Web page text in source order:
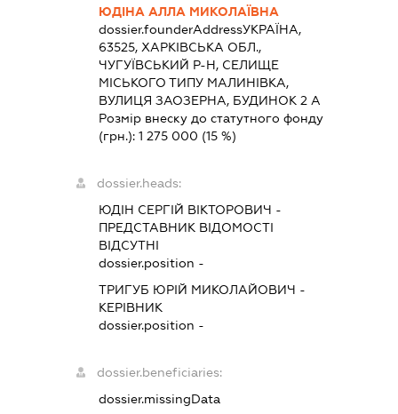
ЮДІНА АЛЛА МИКОЛАЇВНА
dossier.founderAddressУКРАЇНА,
63525, ХАРКІВСЬКА ОБЛ.,
ЧУГУЇВСЬКИЙ Р-Н, СЕЛИЩЕ
МІСЬКОГО ТИПУ МАЛИНІВКА,
ВУЛИЦЯ ЗАОЗЕРНА, БУДИНОК 2 А
Розмір внеску до статутного фонду
(грн.): 1 275 000 (15 %)
dossier.heads:
ЮДІН СЕРГІЙ ВІКТОРОВИЧ -
ПРЕДСТАВНИК ВІДОМОСТІ
ВІДСУТНІ
dossier.position -
ТРИГУБ ЮРІЙ МИКОЛАЙОВИЧ -
КЕРІВНИК
dossier.position -
dossier.beneficiaries:
dossier.missingData